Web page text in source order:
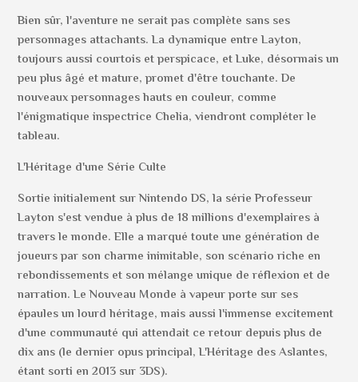
Bien sûr, l'aventure ne serait pas complète sans ses
personnages attachants. La dynamique entre Layton,
toujours aussi courtois et perspicace, et Luke, désormais un
peu plus âgé et mature, promet d'être touchante. De
nouveaux personnages hauts en couleur, comme
l'énigmatique inspectrice Chelia, viendront compléter le
tableau.
L'Héritage d'une Série Culte
Sortie initialement sur Nintendo DS, la série Professeur
Layton s'est vendue à plus de 18 millions d'exemplaires à
travers le monde. Elle a marqué toute une génération de
joueurs par son charme inimitable, son scénario riche en
rebondissements et son mélange unique de réflexion et de
narration. Le Nouveau Monde à vapeur porte sur ses
épaules un lourd héritage, mais aussi l'immense excitement
d'une communauté qui attendait ce retour depuis plus de
dix ans (le dernier opus principal, L'Héritage des Aslantes,
étant sorti en 2013 sur 3DS).